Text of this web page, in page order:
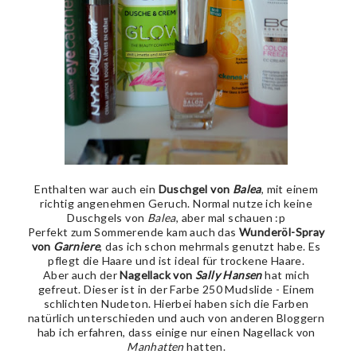
Enthalten war auch ein Duschgel von Balea, mit einem
richtig angenehmen Geruch. Normal nutze ich keine
Duschgels von Balea, aber mal schauen :p
Perfekt zum Sommerende kam auch dasWunderöl-Spray
von Garniere, das ich schon mehrmals genutzt habe. Es
pflegt die Haare und ist ideal für trockene Haare.
Aber auch derNagellack vonSally Hansenhat mich
gefreut. Dieser ist in der Farbe 250 Mudslide - Einem
schlichten Nudeton. Hierbei haben sich die Farben
natürlich unterschieden und auch von anderen Bloggern
hab ich erfahren, dass einige nur einen Nagellack von
Manhattenhatten.